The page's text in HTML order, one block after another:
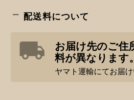
配送料について
お届け先のご住
料が異なります。
ヤマト運輸にてお届け